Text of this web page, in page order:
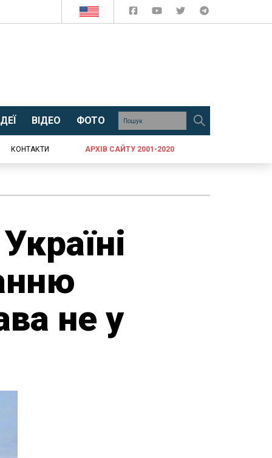
ВІДЕО ФОТО
КОНТАКТИ АРХІВ САЙТУ 2001-2020
не у